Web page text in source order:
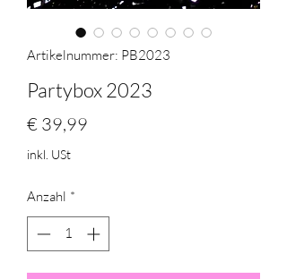
Artikelnummer: PB2023
Partybox 2023
€ 39,99
inkl. USt
Anzahl *